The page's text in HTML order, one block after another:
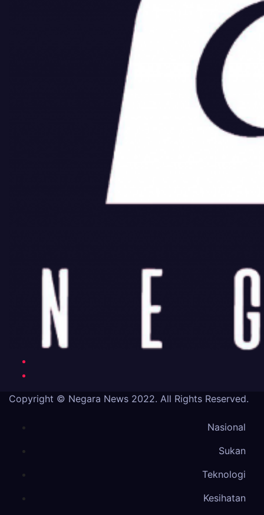
Copyright © Negara News 2022. All Rights Reserved.
Nasional
Sukan
Teknologi
Kesihatan